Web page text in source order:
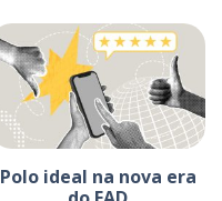
Polo ideal na nova era